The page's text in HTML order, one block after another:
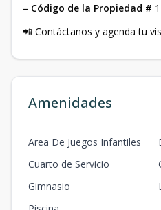
– Código de la Propiedad #
📲 Contáctanos y agenda tu
Amenidades
Area De Juegos Infantiles
Cuarto de Servicio
Gimnasio